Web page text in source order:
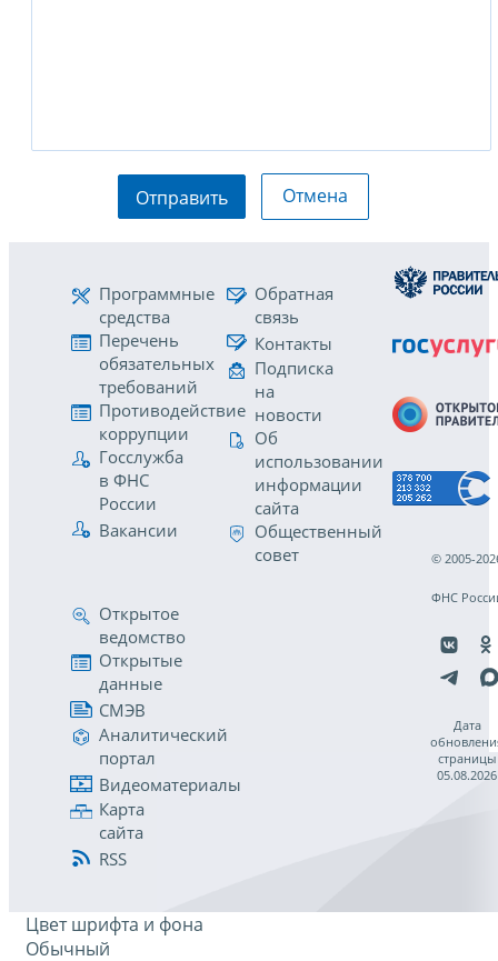
Отправить Отмена
Программные
средства
Перечень
обязательных
требований
Противодействие
коррупции
Госслужба
в ФНС
России
Вакансии
Обратная
связь
Контакты
Подписка
на
новости
Об
использовании
информации
сайта
Общественный
совет
Открытое
ведомство
Открытые
данные
СМЭВ
Аналитический
портал
Видеоматериалы
Карта
сайта
RSS
© 2005-
ФНС
Дата
страницы
05.08.2026
Цвет шрифта и фона
Обычный